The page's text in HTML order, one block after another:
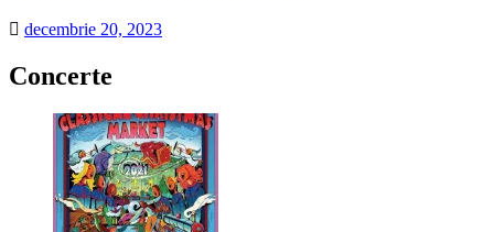
decembrie 20, 2023
Concerte